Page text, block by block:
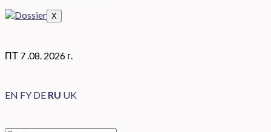
X
ПТ 7 .08. 2026 г.
EN FY DE RU UK